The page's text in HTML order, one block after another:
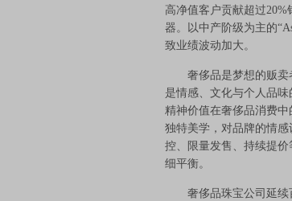
高净值客户贡献超过
器。以中产阶级为主的
致业绩波动加大。
奢侈品是梦想的贩卖者
是情感、文化与个人品
精神价值在奢侈品消费
独特美学，对品牌的情感
控、限量发售、持续提价
细平衡。
奢侈品珠宝公司延续